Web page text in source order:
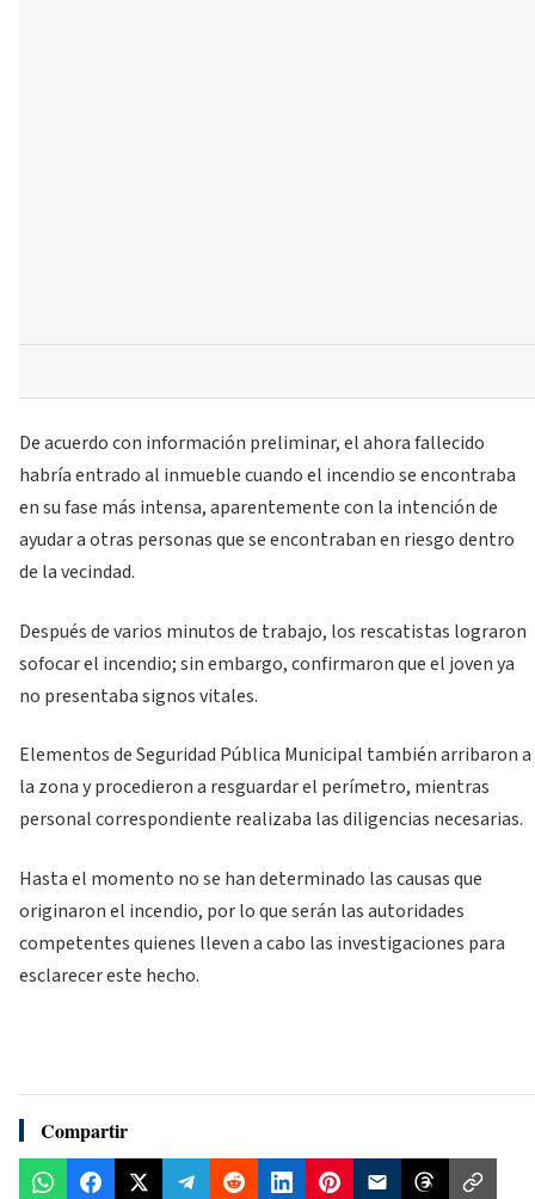
De acuerdo con información preliminar, el ahora fallecido
habría entrado al inmueble cuando el incendio se encontraba
en su fase más intensa, aparentemente con la intención de
ayudar a otras personas que se encontraban en riesgo dentro
de la vecindad.
Después de varios minutos de trabajo, los rescatistas lograron
sofocar el incendio; sin embargo, confirmaron que el joven ya
no presentaba signos vitales.
Elementos de Seguridad Pública Municipal también arribaron a
la zona y procedieron a resguardar el perímetro, mientras
personal correspondiente realizaba las diligencias necesarias.
Hasta el momento no se han determinado las causas que
originaron el incendio, por lo que serán las autoridades
competentes quienes lleven a cabo las investigaciones para
esclarecer este hecho.
Compartir